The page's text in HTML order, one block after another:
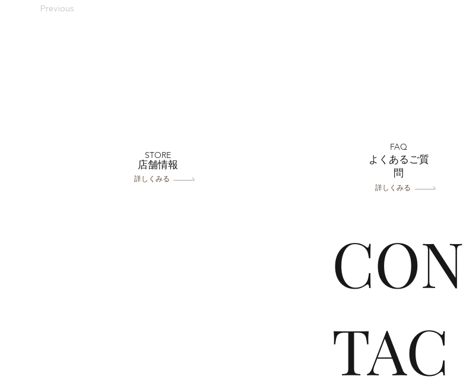
Previous
CON
TAC
STORE
​店舗情報
詳しくみる
FAQ
よくあるご質
問
詳しくみる